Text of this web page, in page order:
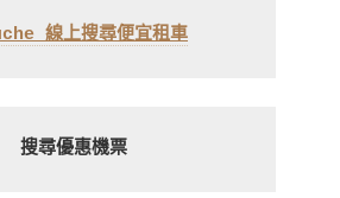
線上搜尋便宜租車
搜尋優惠機票